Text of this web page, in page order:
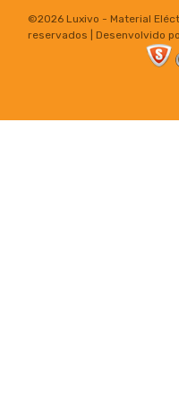
©2026 Luxivo - Material
reservados | Desenvolvido